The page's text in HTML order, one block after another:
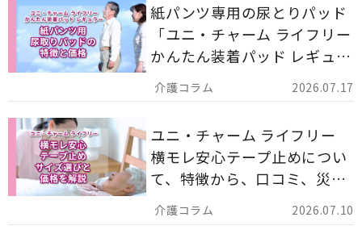
2026.07.17
紙パンツ専用の尿とりパッド
「ユニ・チャーム ライフリー
かんたん装着パッド レギュラ
ー 計162枚」について解説し
ます。
2026.07.10
ユニ・チャーム ライフリー
横モレ安心テープ止めについ
て、特徴から、口コミ、災害
備蓄としての活用法まで分か
りやすく解説します。